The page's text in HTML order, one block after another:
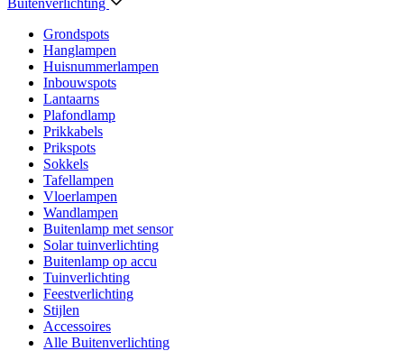
Buitenverlichting
Grondspots
Hanglampen
Huisnummerlampen
Inbouwspots
Lantaarns
Plafondlamp
Prikkabels
Prikspots
Sokkels
Tafellampen
Vloerlampen
Wandlampen
Buitenlamp met sensor
Solar tuinverlichting
Buitenlamp op accu
Tuinverlichting
Feestverlichting
Stijlen
Accessoires
Alle Buitenverlichting